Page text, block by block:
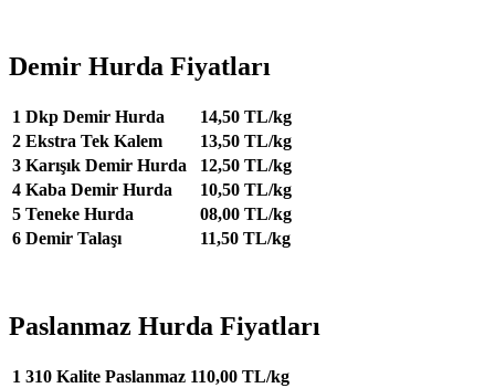
Demir Hurda Fiyatları
1 Dkp Demir Hurda
14,50 TL/kg
2 Ekstra Tek Kalem
13,50 TL/kg
3 Karışık Demir Hurda
12,50 TL/kg
4 Kaba Demir Hurda
10,50 TL/kg
5 Teneke Hurda
08,00 TL/kg
6 Demir Talaşı 11,50 TL/kg
Paslanmaz Hurda Fiyatları
1 310 Kalite Paslanmaz 110,00 TL/kg